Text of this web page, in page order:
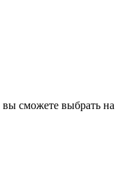
вы сможете выбрать на